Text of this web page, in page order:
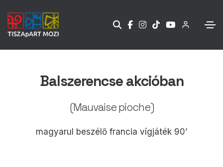
Balszerencse akcióban
(Mauvaise pioche)
magyarul beszélő francia vígjáték 90’